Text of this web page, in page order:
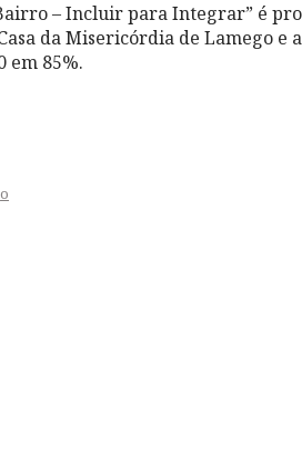
– Incluir para Integrar” é
da Misericórdia de Lamego e
em 85%.